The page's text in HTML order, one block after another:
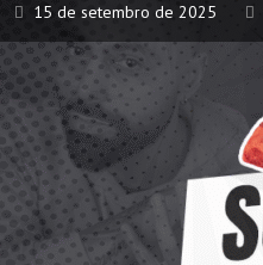
15 de setembro de 2025